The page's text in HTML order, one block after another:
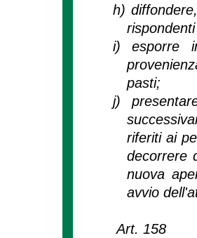
h)
i)esporre
pasti;
j)
riferiti ai
decorrere
nuova
avvio
Art. 158